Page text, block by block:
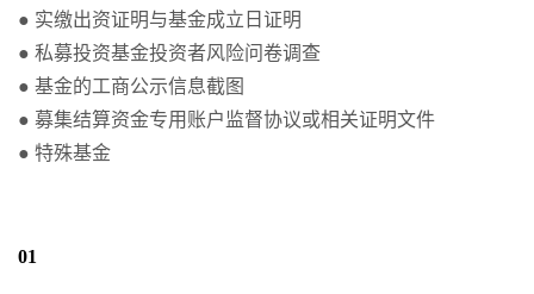
● 实缴出资证明与基金成立日证明
● 私募投资基金投资者风险问卷调查
● 基金的工商公示信息截图
● 募集结算资金专用账户监督协议或相关证明文件
● 特殊基金
01